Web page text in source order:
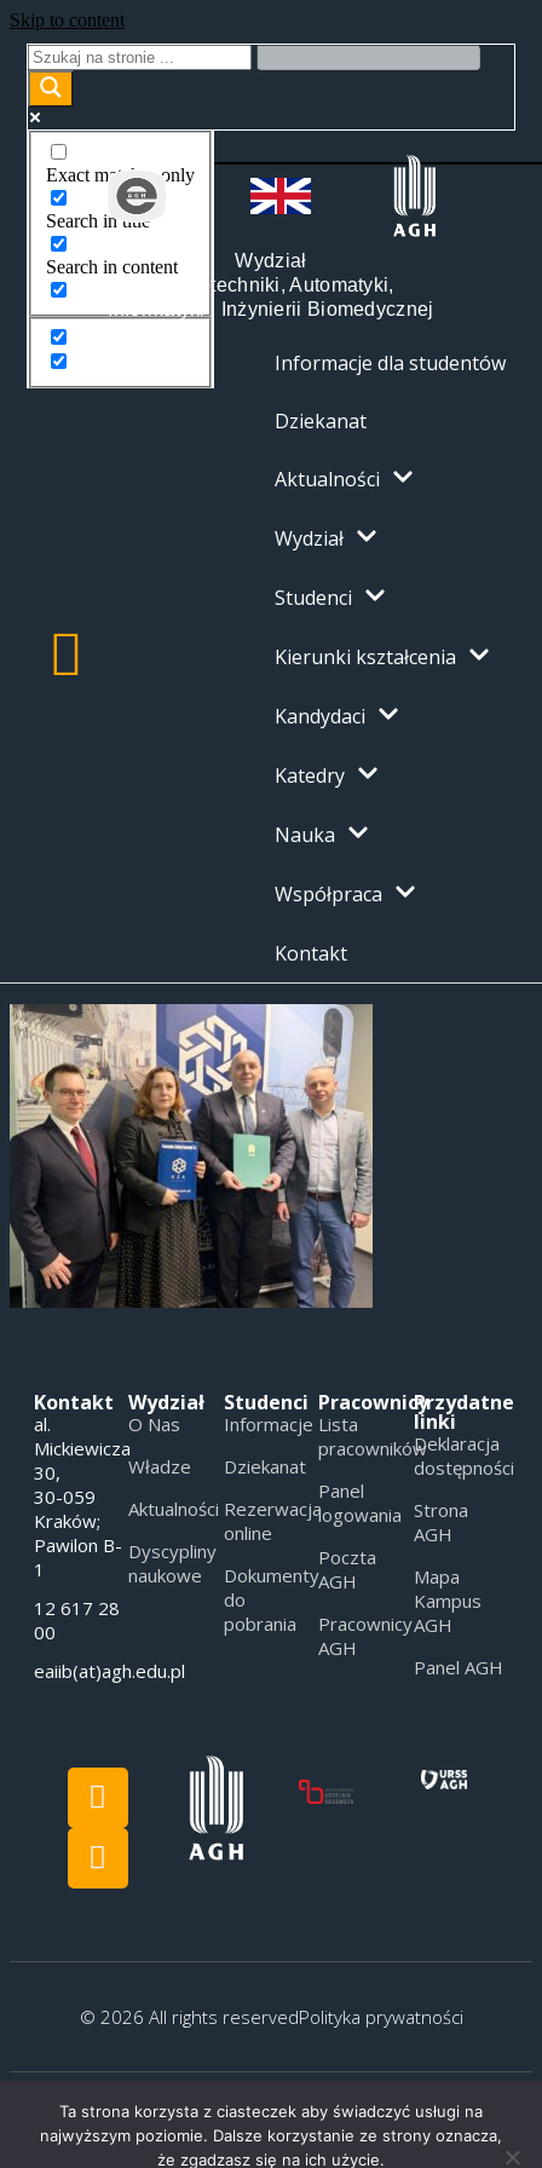
Skip to content
Exact matches only
Search in title
Search in content
Wydział
Elektrotechniki, Automatyki,
Informatyki i Inżynierii Biomedycznej
Informacje dla studentów
Dziekanat
Aktualności
Wydział
Studenci
Kierunki kształcenia
Kandydaci
Katedry
Nauka
Współpraca
Kontakt
Kontakt
al.
Mickiewicza
30,
30-059
Kraków;
Pawilon B-
1
12 617 28
00
eaiib(at)agh.edu.pl
Wydział
O Nas
Władze
Aktualności
Dyscypliny
naukowe
Studenci
Informacje
Dziekanat
Rezerwacja
online
Dokumenty
do
pobrania
Pracownicy
Lista
pracowników
Panel
logowania
Poczta
AGH
Pracownicy
AGH
Przydatne
linki
Deklaracja
dostępności
Strona
AGH
Mapa
Kampus
AGH
Panel AGH
© 2026 All rights reservedPolityka prywatności
Created by: G.Kocyłowski
Ta strona korzysta z ciasteczek aby świadczyć usługi na
najwyższym poziomie. Dalsze korzystanie ze strony oznacza,
że zgadzasz się na ich użycie.